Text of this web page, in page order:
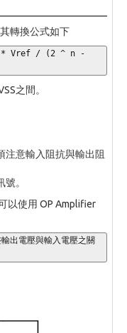
轉換公式如下
* Vref / (2 ^ n
-
之間。
注意輸入阻抗與輸出阻
。
以使用 OP Amplifier
出電壓與輸入電壓之關